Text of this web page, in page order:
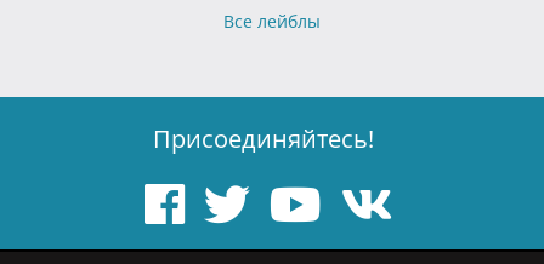
Все лейблы
Присоединяйтесь!